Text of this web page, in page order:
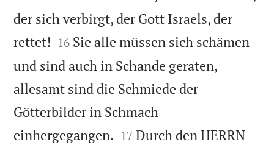
der sich verbirgt, der Gott Israels, der
rettet! 

16 Sie alle müssen sich schämen
und sind auch in Schande geraten,
allesamt sind die Schmiede der
Götterbilder in Schmach
einhergegangen. 

17 Durch den HERRN